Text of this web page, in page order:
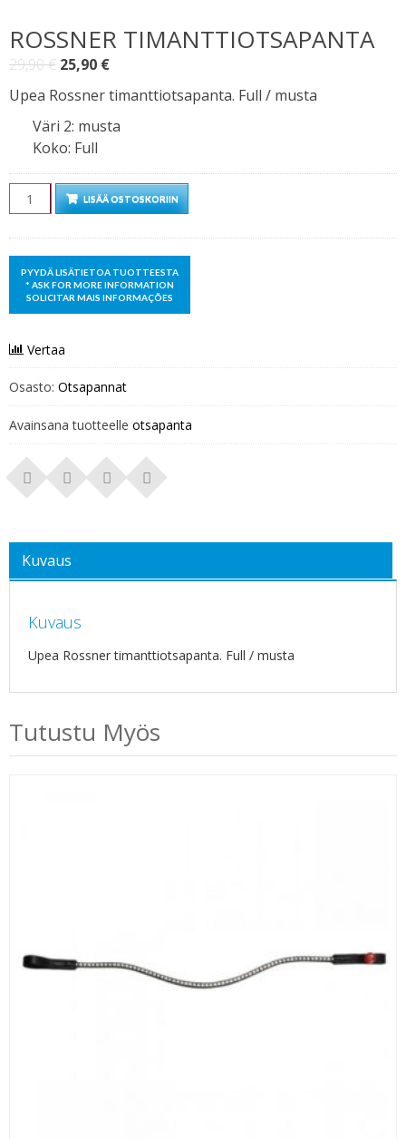
ROSSNER TIMANTTIOTSAPANTA
29,90€ Alkuperäinen
oli:
29,90 €.
25,90 €Nykyinen
hinta
on:
25,90 €.
Upea Rossner timanttiotsapanta. Full / musta
Väri 2: musta
Koko: Full
Määrä LISÄÄ OSTOSKORIIN
Vertaa
Osasto: Otsapannat
Avainsana tuotteelle otsapanta
Kuvaus
Kuvaus
Upea Rossner timanttiotsapanta. Full / musta
Tutustu Myös